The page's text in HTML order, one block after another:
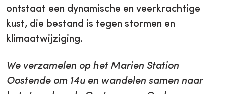
ontstaat een dynamische en veerkrachtige
kust, die bestand is tegen stormen en
klimaatwijziging.
We verzamelen op het Marien Station
Oostende om 14u en wandelen samen naar